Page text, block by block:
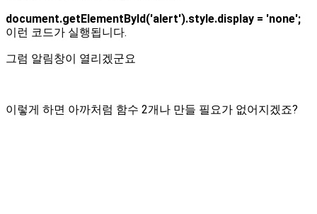
document.getElementById('alert').style.display = 'none';
이런 코드가 실행됩니다.
그럼 알림창이 열리겠군요
이렇게 하면 아까처럼 함수 2개나 만들 필요가 없어지겠죠?